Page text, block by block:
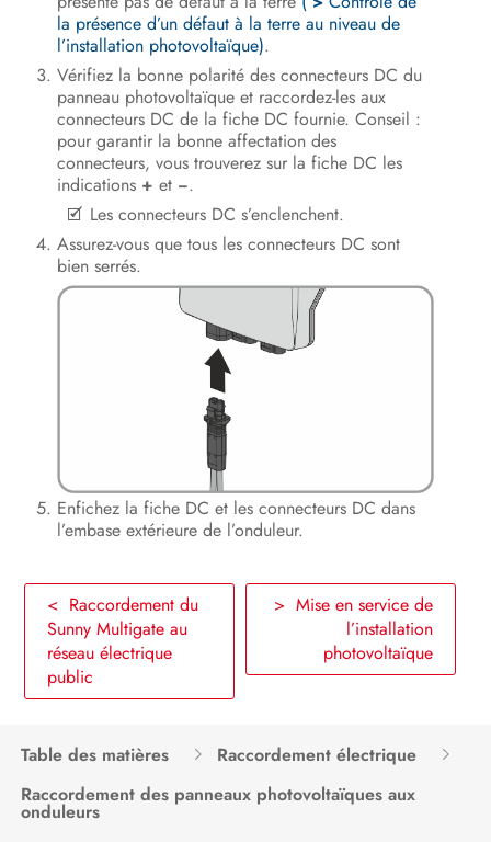
la présence d’un défaut à la terre au niveau de
l’installation photovoltaïque).
Vérifiez la bonne polarité des connecteurs DC du
panneau photovoltaïque et raccordez-les aux
connecteurs DC de la fiche DC fournie. Conseil :
pour garantir la bonne affectation des
connecteurs, vous trouverez sur la fiche DC les
indications + et ‒.
Les connecteurs DC s’enclenchent.
Assurez-vous que tous les connecteurs DC sont
bien serrés.
Enfichez la fiche DC et les connecteurs DC dans
l’embase extérieure de l’onduleur.
< Raccordement du
Sunny Multigate au
réseau électrique
public
> Mise en service de
l’installation
photovoltaïque
Table des matières
Raccordement électrique
Raccordement des panneaux photovoltaïques aux
onduleurs